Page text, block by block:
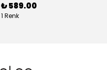
₺ 589.00
1 Renk